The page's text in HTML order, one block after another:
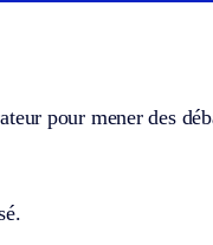
pour mener des